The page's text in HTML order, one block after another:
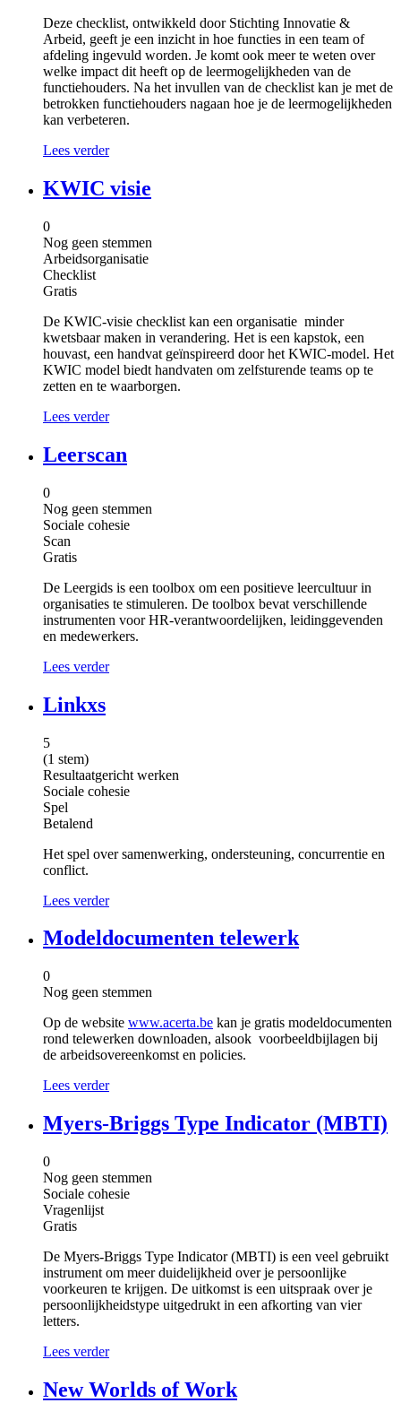
Deze checklist, ontwikkeld door Stichting Innovatie &
Arbeid, geeft je een inzicht in hoe functies in een team of
afdeling ingevuld worden. Je komt ook meer te weten over
welke impact dit heeft op de leermogelijkheden van de
functiehouders. Na het invullen van de checklist kan je met de
betrokken functiehouders nagaan hoe je de leermogelijkheden
kan verbeteren.
Lees verder
KWIC visie
0
Nog geen stemmen
Arbeidsorganisatie
Checklist
Gratis
De KWIC-visie checklist kan een organisatie minder
kwetsbaar maken in verandering. Het is een kapstok, een
houvast, een handvat geïnspireerd door het KWIC-model. Het
KWIC model biedt handvaten om zelfsturende teams op te
zetten en te waarborgen.
Lees verder
Leerscan
0
Nog geen stemmen
Sociale cohesie
Scan
Gratis
De Leergids is een toolbox om een positieve leercultuur in
organisaties te stimuleren. De toolbox bevat verschillende
instrumenten voor HR-verantwoordelijken, leidinggevenden
en medewerkers.
Lees verder
Linkxs
5
(1 stem)
Resultaatgericht werken
Sociale cohesie
Spel
Betalend
Het spel over samenwerking, ondersteuning, concurrentie en
conflict.
Lees verder
Modeldocumenten telewerk
0
Nog geen stemmen
Op de website www.acerta.be kan je gratis modeldocumenten
rond telewerken downloaden, alsook voorbeeldbijlagen bij
de arbeidsovereenkomst en policies.
Lees verder
Myers-Briggs Type Indicator (MBTI)
0
Nog geen stemmen
Sociale cohesie
Vragenlijst
Gratis
De Myers-Briggs Type Indicator (MBTI) is een veel gebruikt
instrument om meer duidelijkheid over je persoonlijke
voorkeuren te krijgen. De uitkomst is een uitspraak over je
persoonlijkheidstype uitgedrukt in een afkorting van vier
letters.
Lees verder
New Worlds of Work